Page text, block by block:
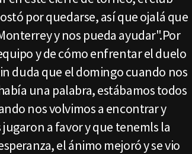
por quedarse, así que ojalá que
y nos pueda ayudar".Por
y de cómo enfrentar el duelo
duda que el domingo cuando nos
una palabra, estábamos todos
nos volvimos a encontrar y
a favor y que tenemls la
el ánimo mejoró y se vio